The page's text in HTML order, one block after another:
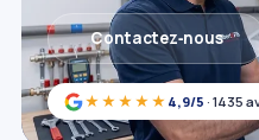
★★★★★ 4,9/5 · 1435
Contactez‑nous